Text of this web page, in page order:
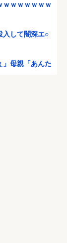
ｗｗｗｗｗｗｗ
入して闇深エ○
母親「あんた